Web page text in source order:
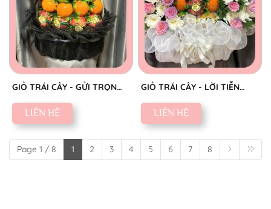
GIỎ TRÁI CÂY - GỬI TRỌN
THÀNH KÍNH
LIÊN HỆ
GIỎ TRÁI CÂY - LỜI TIỄN
BIỆT SAU
LIÊN HỆ
Page 1 / 8 1 2 3 4 5 6 7 8